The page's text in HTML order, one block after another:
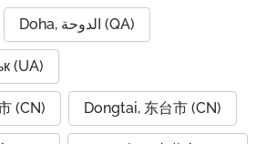
Doha, الدوحة (QA)
(UA)
(CN) Dongtai, 东台市 (CN)